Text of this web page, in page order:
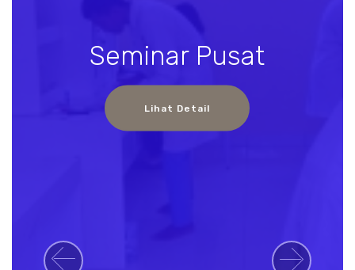
Seminar Pusat
Lihat Detail